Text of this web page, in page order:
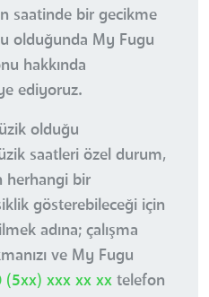
saatinde bir gecikme
olduğunda My Fugu
hakkında
ediyoruz.
olduğu
saatleri özel durum,
herhangi bir
gösterebileceği için
adına; çalışma
ve My Fugu
(5xx) xxx xx xx telefon